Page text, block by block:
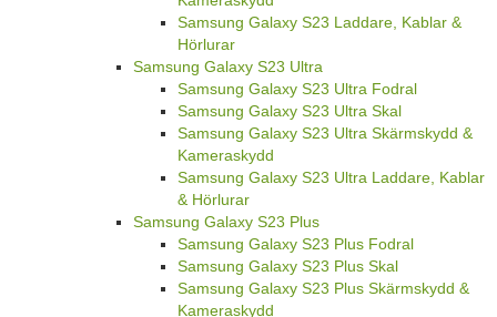
Samsung Galaxy S23 Laddare, Kablar &
Hörlurar
Samsung Galaxy S23 Ultra
Samsung Galaxy S23 Ultra Fodral
Samsung Galaxy S23 Ultra Skal
Samsung Galaxy S23 Ultra Skärmskydd &
Kameraskydd
Samsung Galaxy S23 Ultra Laddare, Kablar
& Hörlurar
Samsung Galaxy S23 Plus
Samsung Galaxy S23 Plus Fodral
Samsung Galaxy S23 Plus Skal
Samsung Galaxy S23 Plus Skärmskydd &
Kameraskydd